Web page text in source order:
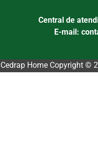
Central de
E-mail:
Cedrap Home Copyright ©